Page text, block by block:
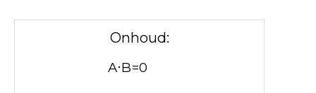
Onhoud:
A⋅B=0